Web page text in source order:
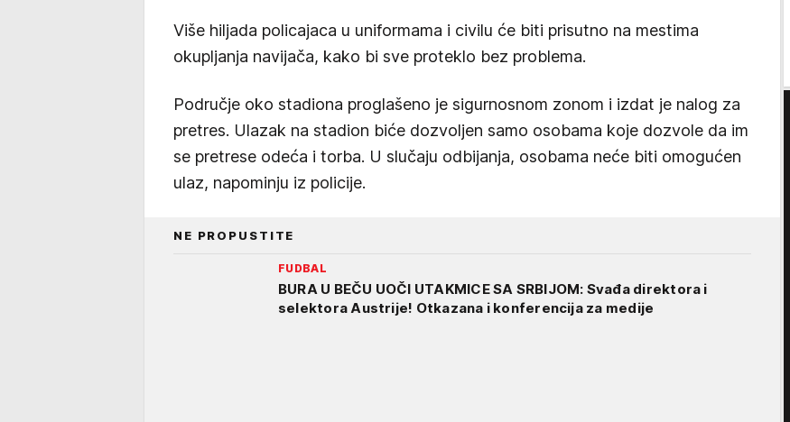
Više hiljada policajaca u uniformama i civilu će biti prisutno na mestima
okupljanja navijača, kako bi sve proteklo bez problema.
Područje oko stadiona proglašeno je sigurnosnom zonom i izdat je nalog za
pretres. Ulazak na stadion biće dozvoljen samo osobama koje dozvole da im
se pretrese odeća i torba. U slučaju odbijanja, osobama neće biti omogućen
ulaz, napominju iz policije.
NE PROPUSTITE
FUDBAL
BURA U BEČU UOČI UTAKMICE SA SRBIJOM: Svađa direktora i
selektora Austrije! Otkazana i konferencija za medije